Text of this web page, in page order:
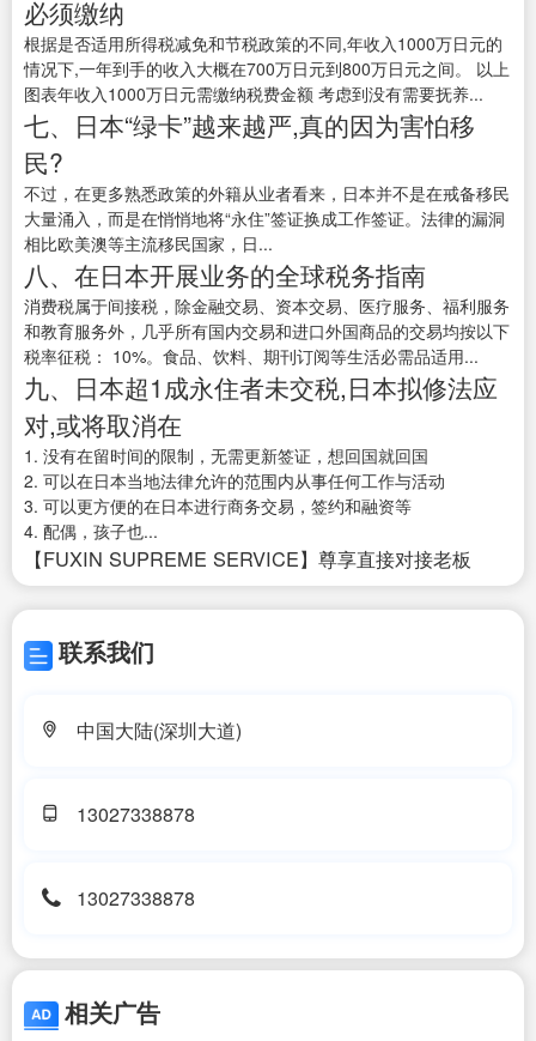
必须缴纳
根据是否适用所得税减免和节税政策的不同,年收入1000万日元的
情况下,一年到手的收入大概在700万日元到800万日元之间。 以上
图表年收入1000万日元需缴纳税费金额 考虑到没有需要抚养...
七、日本“绿卡”越来越严,真的因为害怕移
民?
不过，在更多熟悉政策的外籍从业者看来，日本并不是在戒备移民
大量涌入，而是在悄悄地将“永住”签证换成工作签证。法律的漏洞
相比欧美澳等主流移民国家，日...
八、在日本开展业务的全球税务指南
消费税属于间接税，除金融交易、资本交易、医疗服务、福利服务
和教育服务外，几乎所有国内交易和进口外国商品的交易均按以下
税率征税： 10%。食品、饮料、期刊订阅等生活必需品适用...
九、日本超1成永住者未交税,日本拟修法应
对,或将取消在
1. 没有在留时间的限制，无需更新签证，想回国就回国
2. 可以在日本当地法律允许的范围内从事任何工作与活动
3. 可以更方便的在日本进行商务交易，签约和融资等
4. 配偶，孩子也...
【FUXIN SUPREME SERVICE】尊享直接对接老板
联系我们
中国大陆(深圳大道)
13027338878
13027338878
相关广告